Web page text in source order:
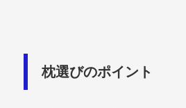
枕選びのポイント